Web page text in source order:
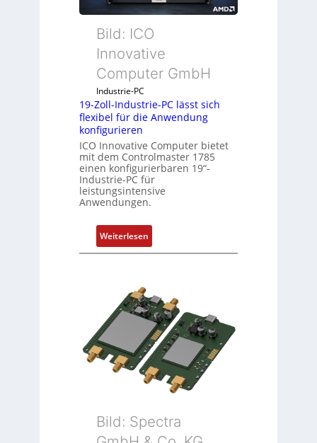
Bild: ICO
Innovative
Computer GmbH
Industrie-PC
19-Zoll-Industrie-PC lässt sich
flexibel für die Anwendung
konfigurieren
ICO Innovative Computer bietet
mit dem Controlmaster 1785
einen konfigurierbaren 19“-
Industrie-PC für
leistungsintensive
Anwendungen.
Weiterlesen:
1
Z
o
l
l
-
I
n
s
Bild: Spectra